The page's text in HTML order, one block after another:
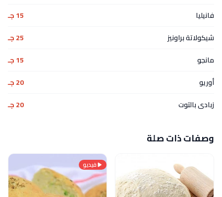
فانيليا
15 جـ
شيكولاتة براونيز
25 جـ
مانجو
15 جـ
أوريو
20 جـ
زبادى بالتوت
20 جـ
وصفات ذات صلة
فيديو